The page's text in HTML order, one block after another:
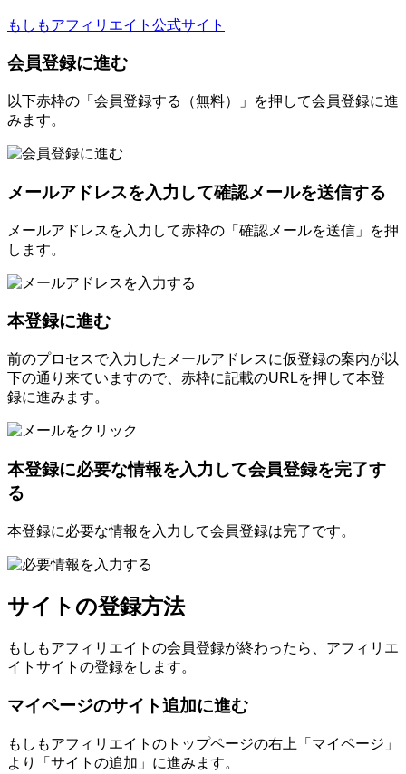
もしもアフィリエイト公式サイト
会員登録に進む
以下赤枠の「会員登録する（無料）」を押して会員登録に進
みます。
メールアドレスを入力して確認メールを送信する
メールアドレスを入力して赤枠の「確認メールを送信」を押
します。
本登録に進む
前のプロセスで入力したメールアドレスに仮登録の案内が以
下の通り来ていますので、赤枠に記載のURLを押して本登
録に進みます。
本登録に必要な情報を入力して会員登録を完了す
る
本登録に必要な情報を入力して会員登録は完了です。
サイトの登録方法
もしもアフィリエイトの会員登録が終わったら、アフィリエ
イトサイトの登録をします。
マイページのサイト追加に進む
もしもアフィリエイトのトップページの右上「マイページ」
より「サイトの追加」に進みます。